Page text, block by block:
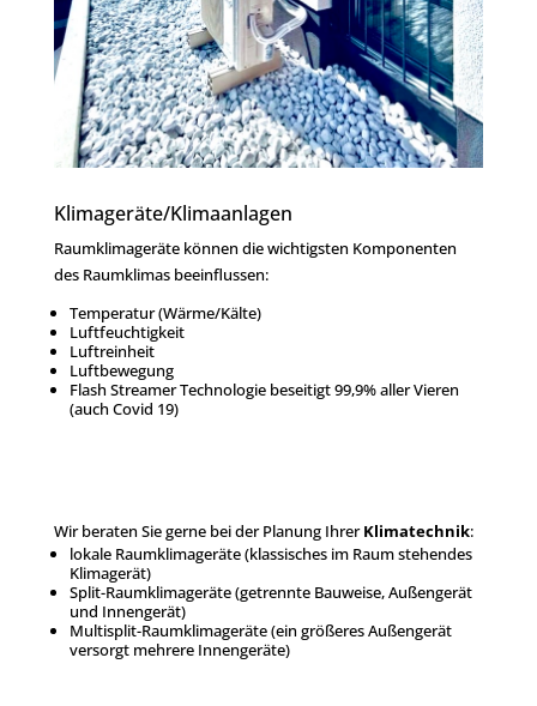
Klimageräte/Klimaanlagen
Raumklimageräte können die wichtigsten Komponenten
des Raumklimas beeinflussen:
Temperatur (Wärme/Kälte)
Luftfeuchtigkeit
Luftreinheit
Luftbewegung
Flash Streamer Technologie beseitigt 99,9% aller Vieren
(auch Covid 19)
Wir beraten Sie gerne bei der Planung IhrerKlimatechnik:
lokale Raumklimageräte (klassisches im Raum stehendes
Klimagerät)
Split-Raumklimageräte (getrennte Bauweise, Außengerät
und Innengerät)
Multisplit-Raumklimageräte (ein größeres Außengerät
versorgt mehrere Innengeräte)